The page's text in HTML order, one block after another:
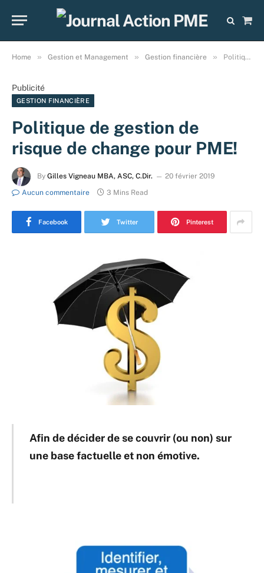
Cart
Home » Gestion et Management » Gestion financière » Politique de gestion de risque de change pour PME!
Publicité
GESTION FINANCIÈRE
Politique de gestion de
risque de change pour PME!
By Gilles Vigneau MBA, ASC, C.Dir.
20 février 2019
Aucun commentaire
3 Mins Read
Facebook Twitter Pinterest
Afin de décider de se couvrir (ou non) sur
une base factuelle et non émotive.